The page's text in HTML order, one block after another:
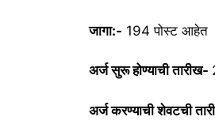
जागा:- 194 पोस्ट आहेत
अर्ज सुरू होण्याची तारीख-
अर्ज करण्याची शेवटची